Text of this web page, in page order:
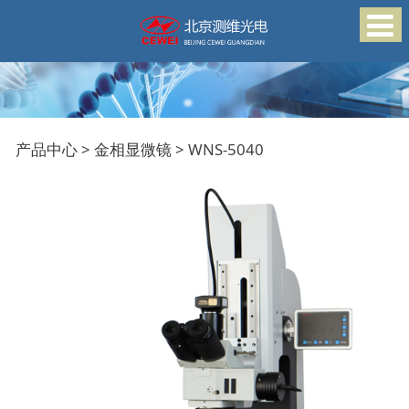
WNS-5040
产品中心> 金相显微镜> WNS-5040